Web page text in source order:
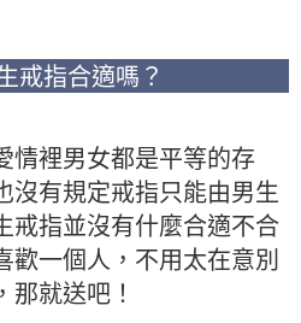
戒指合適嗎？
情裡男女都是平等的存
沒有規定戒指只能由男生
戒指並沒有什麼合適不合
歡一個人，不用太在意別
就送吧！